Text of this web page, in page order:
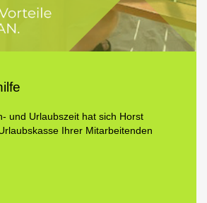
und Urlaubszeit hat sich Horst
Ihrer Mitarbeitenden